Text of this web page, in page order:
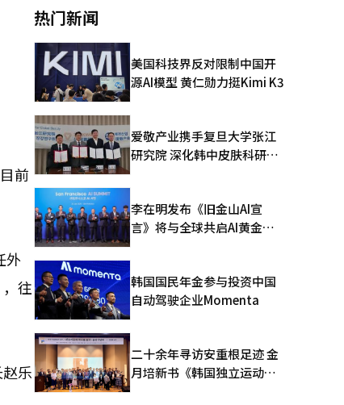
前
外
往
乐
热门新闻
美国科技界反对限制中国开
源AI模型 黄仁勋力挺Kimi K3
爱敬产业携手复旦大学张江
研究院 深化韩中皮肤科研合
李在明发布《旧金山AI宣
言》将与全球共启AI黄金时
韩国国民年金参与投资中国
自动驾驶企业Momenta
二十余年寻访安重根足迹 金
月培新书《韩国独立运动圣